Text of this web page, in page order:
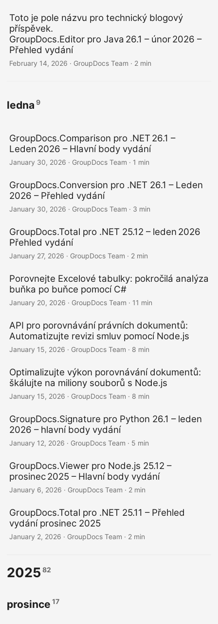
Toto je pole názvu pro technický blogový
příspěvek.
GroupDocs.Editor pro Java 26.1 – únor 2026 –
Přehled vydání
February 14, 2026 · GroupDocs Team · 2 min
ledna 9
GroupDocs.Comparison pro .NET 26.1 –
Leden 2026 – Hlavní body vydání
January 30, 2026 · GroupDocs Team · 1 min
GroupDocs.Conversion pro .NET 26.1 – Leden
2026 – Přehled vydání
January 30, 2026 · GroupDocs Team · 3 min
GroupDocs.Total pro .NET 25.12 – leden 2026
Přehled vydání
January 27, 2026 · GroupDocs Team · 2 min
Porovnejte Excelové tabulky: pokročilá analýza
buňka po buňce pomocí C#
January 20, 2026 · GroupDocs Team · 11 min
API pro porovnávání právních dokumentů:
Automatizujte revizi smluv pomocí Node.js
January 15, 2026 · GroupDocs Team · 8 min
Optimalizujte výkon porovnávání dokumentů:
škálujte na miliony souborů s Node.js
January 15, 2026 · GroupDocs Team · 8 min
GroupDocs.Signature pro Python 26.1 – leden
2026 – hlavní body vydání
January 12, 2026 · GroupDocs Team · 5 min
GroupDocs.Viewer pro Node.js 25.12 –
prosinec 2025 – Hlavní body vydání
January 6, 2026 · GroupDocs Team · 2 min
GroupDocs.Total pro .NET 25.11 – Přehled
vydání prosinec 2025
January 2, 2026 · GroupDocs Team · 2 min
2025 82
prosince 17